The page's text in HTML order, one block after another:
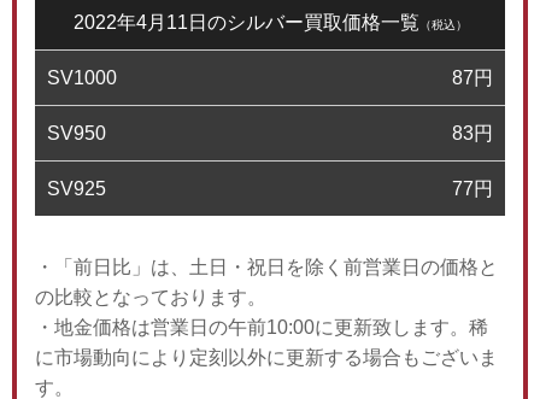
2022年4月11日のシルバー買取価格一覧 （税込）
SV1000 87円
SV950 83円
SV925 77円
・「前日比」は、土日・祝日を除く前営業日の価格と
の比較となっております。
・地金価格は営業日の午前10:00に更新致します。稀
に市場動向により定刻以外に更新する場合もございま
す。